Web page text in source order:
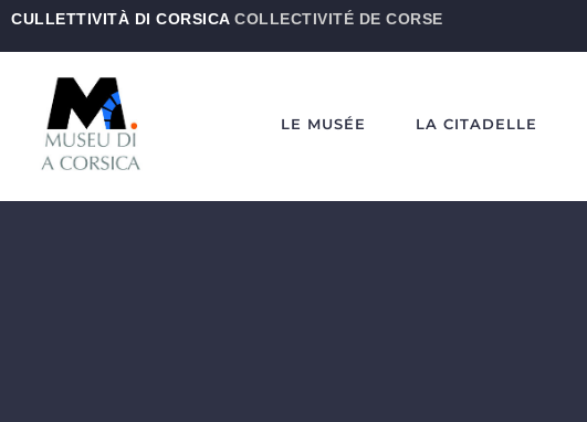
CULLETTIVITÀ DI CORSICA COLLECTIVITÉ DE CORSE
LE MUSÉE LA CITADELLE